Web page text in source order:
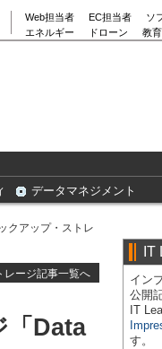
Web担当者 EC担当者
ソ
エネルギー
ドローン 教
データマネジメント
クアップ・ストレ
レージ記事一覧へ
「Data
IT
イン
公開
IT
す。